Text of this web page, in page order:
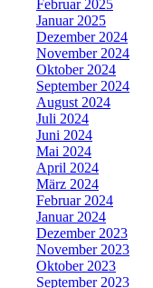
Februar 2025
Januar 2025
Dezember 2024
November 2024
Oktober 2024
September 2024
August 2024
Juli 2024
Juni 2024
Mai 2024
April 2024
März 2024
Februar 2024
Januar 2024
Dezember 2023
November 2023
Oktober 2023
September 2023